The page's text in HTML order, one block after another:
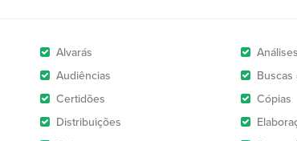
Alvarás
Análises
Audiências
Certidões
Cópias
Distribuições